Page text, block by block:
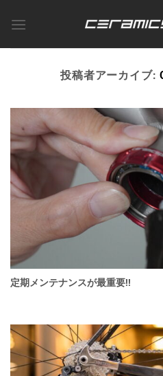
投稿者アーカイブ:
定期メンテナンスが最重要!!